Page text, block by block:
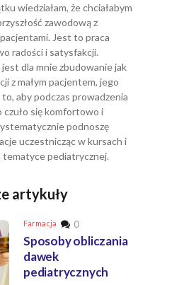
wiedziałam, że chciałabym
zawodową z
Jest to praca
radości i satysfakcji.
dla mnie zbudowanie jak
z małym pacjentem, jego
to, aby podczas prowadzenia
czuło się komfortowo i
podnoszę
uczestnicząc w kursach i
pediatrycznej.
artykuły
Farmacja 0
Sposoby obliczania
dawek
pediatrycznych